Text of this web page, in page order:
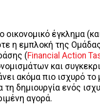
οικονομικό έγκλημα
η εμπλοκή της
(Financial Action
και
ακόμα πιο ισχυρό το
δημιουργία ενός
αγορά.